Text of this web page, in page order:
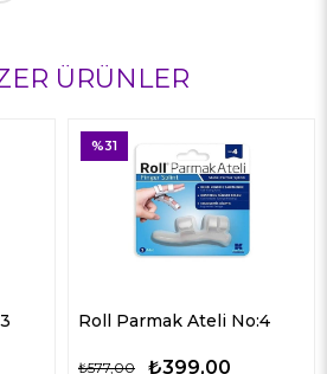
ÜRÜNLER
Ateli No:4
₺399,00
Roll Siyah
₺384,00
%33